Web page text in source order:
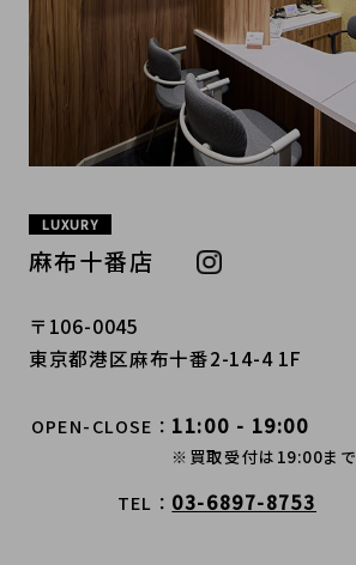
LUXURY
麻布十番店
〒106-0045
東京都港区麻布十番2-14-4 1F
OPEN-CLOSE 11:00 - 19:00
※買取受付は19:00まで
TEL 03-6897-8753